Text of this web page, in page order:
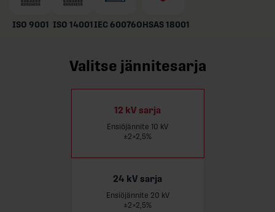
ISO 9001 ISO 14001IEC 60076OHSAS 18001
Valitse jännitesarja
12 kV sarja
Ensiöjännite 10 kV
±2×2,5%
24 kV sarja
Ensiöjännite 20 kV
±2×2,5%